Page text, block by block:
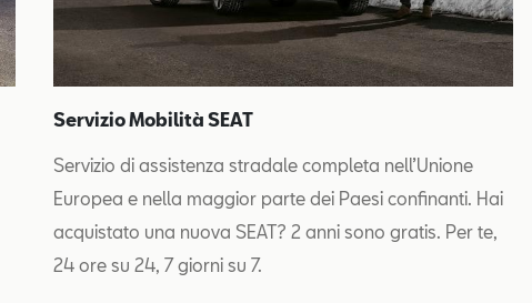
Servizio Mobilità SEAT
Servizio di assistenza stradale completa nell’Unione
Europea e nella maggior parte dei Paesi confinanti. Hai
acquistato una nuova SEAT? 2 anni sono gratis. Per te,
24 ore su 24, 7 giorni su 7.